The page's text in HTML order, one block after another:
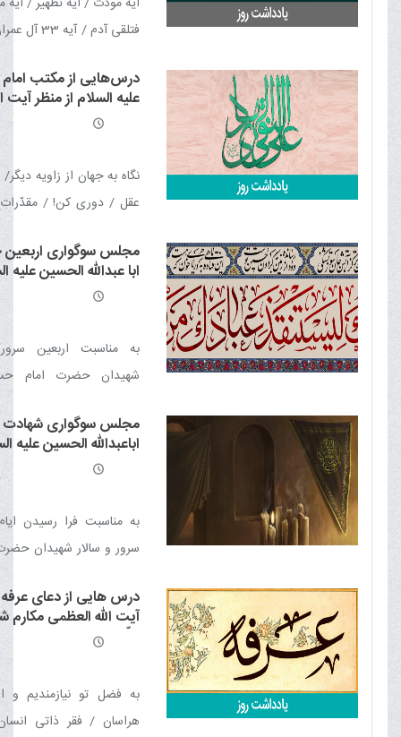
را بشنود و بها ندهد /
وسلّم اینگونه بود
آیه نور / آیه 22
مطمئنه / آیه ۲۳ سوره احزاب
درس‌هایی از مکتب
علیه السلام از منظر آیت
العظمی مکارم شیرازی
نگاه به جهان از زاویه
عقل / دوری کن! / مقدّرات
اشتباه / سرنوشت
شرافت زمین کربلا / یاد مرگ
مجلس سوگواری
ابا عبدالله الحسین علیه
به مناسبت اربعین
شهیدان حضرت امام
حضرت آیت الله العظمی
در دفتر معظم له برگزار می
مجلس سوگواری
اباعبدالله الحسین علیه
دهه اول محرم
به مناسبت فرا رسیدن
سرور و سالار شهیدان حضرت
سوگواری آن حضرت برگزار
درس هایی از دعای عرفه
آیت الله العظمی مکارم
ظلّه العالی
به فضل تو نیازمندیم و
هراسان / فقر ذاتی